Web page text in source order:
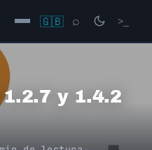
🇬🇧 ⌕ >_
y 1.4.2